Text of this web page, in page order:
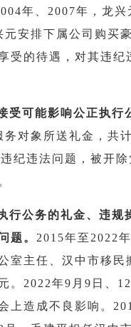
年、2007年，龙兴
安排下属公司购买
受的待遇，对其违纪
受可能影响公正执行
对象所送礼金，共
纪违法问题，被开除
公务的礼金、违规
题。 2015年至2022
室主任、汉中市移民
。2022年9月9日、
上造成不良影响。